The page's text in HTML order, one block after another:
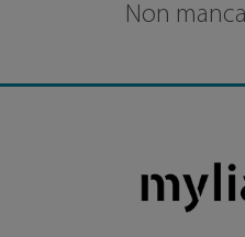
Non